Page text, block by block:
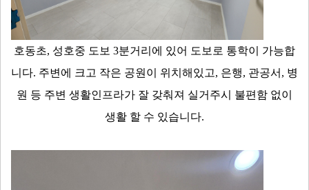
호동초, 성호중 도보 3분거리에 있어 도보로 통학이 가능합
니다. 주변에 크고 작은 공원이 위치해있고, 은행, 관공서, 병
원 등 주변 생활인프라가 잘 갖춰져 실거주시 불편함 없이
생활 할 수 있습니다.